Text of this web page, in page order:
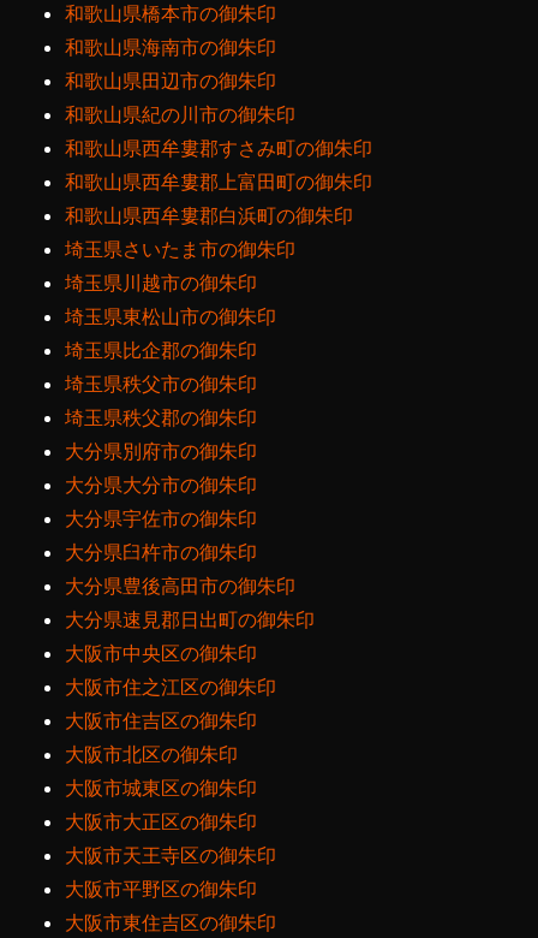
和歌山県橋本市の御朱印
和歌山県海南市の御朱印
和歌山県田辺市の御朱印
和歌山県紀の川市の御朱印
和歌山県西牟婁郡すさみ町の御朱印
和歌山県西牟婁郡上富田町の御朱印
和歌山県西牟婁郡白浜町の御朱印
埼玉県さいたま市の御朱印
埼玉県川越市の御朱印
埼玉県東松山市の御朱印
埼玉県比企郡の御朱印
埼玉県秩父市の御朱印
埼玉県秩父郡の御朱印
大分県別府市の御朱印
大分県大分市の御朱印
大分県宇佐市の御朱印
大分県臼杵市の御朱印
大分県豊後高田市の御朱印
大分県速見郡日出町の御朱印
大阪市中央区の御朱印
大阪市住之江区の御朱印
大阪市住吉区の御朱印
大阪市北区の御朱印
大阪市城東区の御朱印
大阪市大正区の御朱印
大阪市天王寺区の御朱印
大阪市平野区の御朱印
大阪市東住吉区の御朱印